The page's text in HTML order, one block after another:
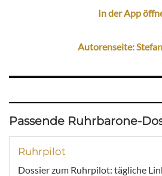
In der App
Autorenseite:
Passende Ruhrbarone-
Ruhrpilot
Dossier zum Ruhrpilot: tägliche